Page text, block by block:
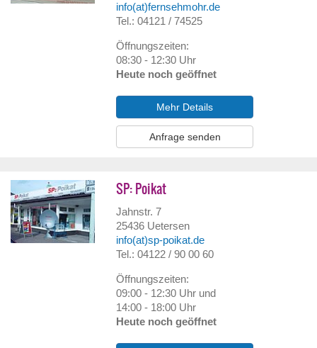
info(at)fernsehmohr.de
Tel.: 04121 / 74525
Öffnungszeiten:
08:30 - 12:30 Uhr
Heute noch geöffnet
Mehr Details
Anfrage senden
SP: Poikat
Jahnstr. 7
25436 Uetersen
info(at)sp-poikat.de
Tel.: 04122 / 90 00 60
Öffnungszeiten:
09:00 - 12:30 Uhr und
14:00 - 18:00 Uhr
Heute noch geöffnet